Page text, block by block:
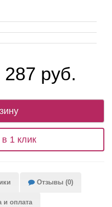
287 руб.
в 1 клик
Отзывы (0)
и оплата